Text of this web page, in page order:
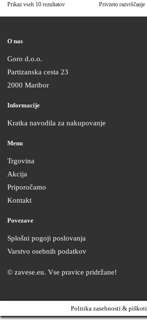
Prikaz vseh 10 rezultatov
O nas
Goro d.o.o.
Partizanska cesta 23
2000 Maribor
Informacije
Kratka navodila za nakupovanje
Menu
Trgovina
Akcija
Priporočamo
Kontakt
Povezave
Splošni pogoji poslovanja
Varstvo osebnih podatkov
© zavese.eu. Vse pravice pridržane!
Politika zasebnosti & piškoti